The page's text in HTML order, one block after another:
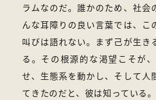
ラムなのだ。誰かのため、社会
んな耳障りの良い言葉では、こ
叫びは語れない。まず己が生き
る。その根源的な渇望こそが
せ、生態系を動かし、そして人
てきたのだと、彼は知っている。